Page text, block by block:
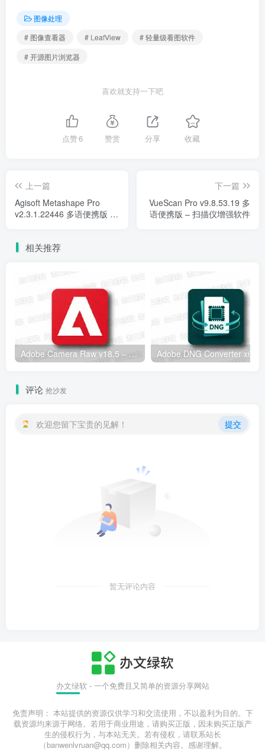
图像处理
# 图像查看器
# LeafView
# 轻量级看图软件
# 开源图片浏览器
喜欢就支持一下吧
点赞6 赞赏 分享 收藏
上一篇
Agisoft Metashape Pro
v2.3.1.22446 多语便携版 –
下一篇
VueScan Pro v9.8.53.19 多
语便携版 – 扫描仪增强软件
相关推荐
Adobe Camera Raw v18.5 – 专业RAW图像处理工具
评论 抢沙发
欢迎您留下宝贵的见解！ 提交
暂无评论内容
办文绿软 - 一个免费且又简单的资源分享网站
免责声明： 本站提供的资源仅供学习和交流使用，不以盈利为目的。下
载资源均来源于网络。若用于商业用途，请购买正版，因未购买正版产
生的侵权行为，与本站无关。若有侵权，请联系站长
（banwenlvruan@qq.com）删除相关内容。感谢理解。